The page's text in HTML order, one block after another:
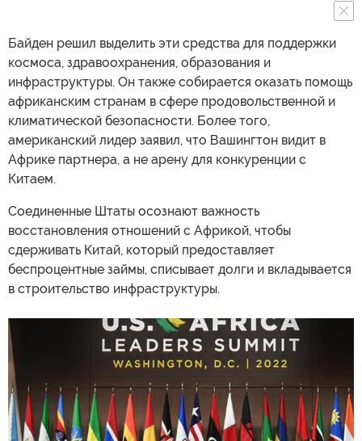
Байден решил выделить эти средства для поддержки
космоса, здравоохранения, образования и
инфраструктуры. Он также собирается оказать помощь
африканским странам в сфере продовольственной и
климатической безопасности. Более того,
американский лидер заявил, что Вашингтон видит в
Африке партнера, а не арену для конкуренции с
Китаем.
Соединенные Штаты осознают важность
восстановления отношений с Африкой, чтобы
сдерживать Китай, который предоставляет
беспроцентные займы, списывает долги и вкладывается
в строительство инфраструктуры.